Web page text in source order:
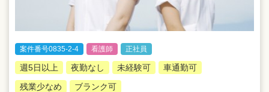
案件番号0835-2-4 看護師 正社員
週5日以上 夜勤なし 未経験可
車通勤可
残業少なめ
ブランク可